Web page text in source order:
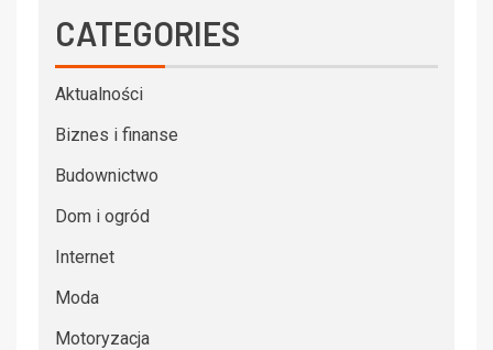
CATEGORIES
Aktualności
Biznes i finanse
Budownictwo
Dom i ogród
Internet
Moda
Motoryzacja